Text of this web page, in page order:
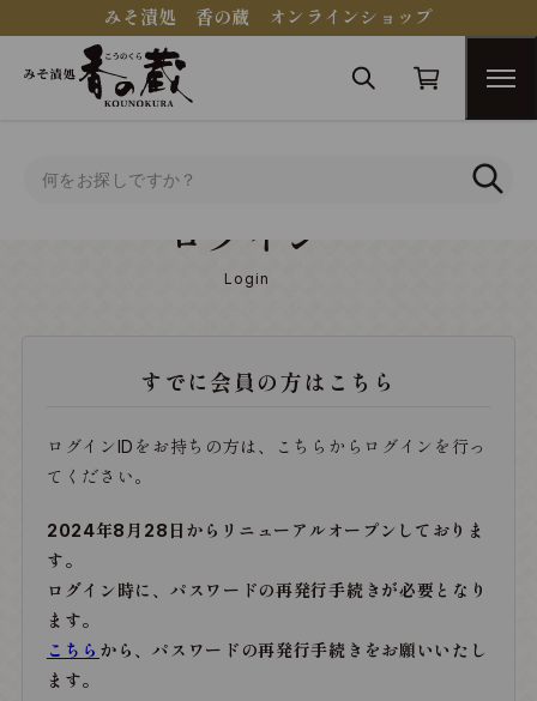
みそ漬処 香の蔵 オンラインショップ
ログイン
Login
すでに会員の方はこちら
ログインIDをお持ちの方は、こちらからログインを行っ
てください。
2024年8月28日からリニューアルオープンしておりま
す。
ログイン時に、パスワードの再発行手続きが必要となり
ます。
こちら から、パスワードの再発行手続きをお願いいたし
ます。